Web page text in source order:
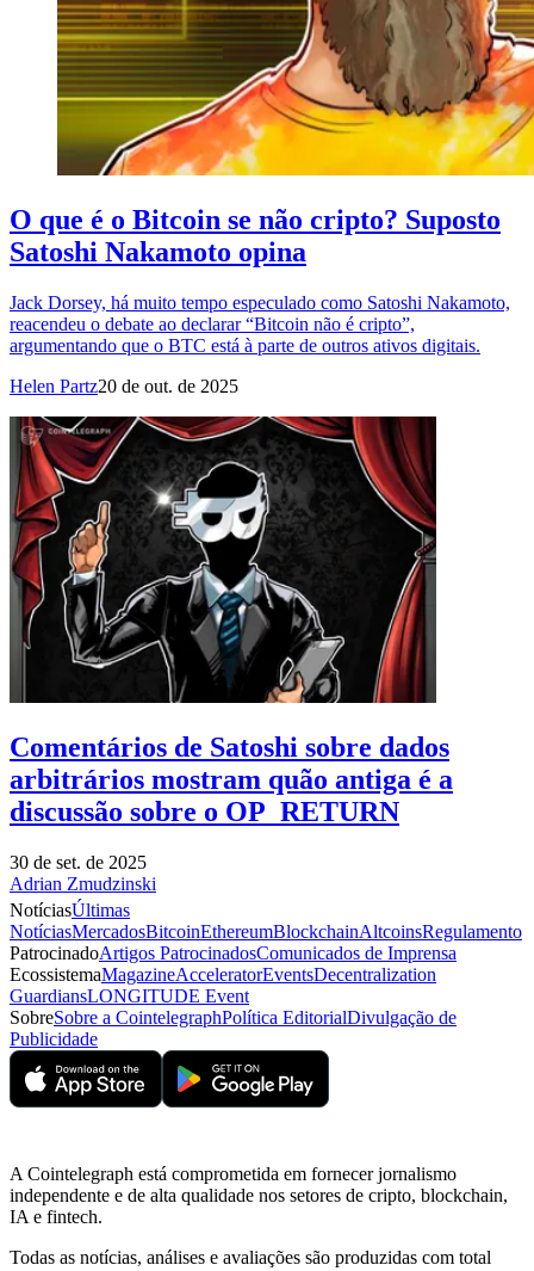
O que é o Bitcoin se não cripto? Suposto
Satoshi Nakamoto opina
Jack Dorsey, há muito tempo especulado como Satoshi Nakamoto,
reacendeu o debate ao declarar “Bitcoin não é cripto”,
argumentando que o BTC está à parte de outros ativos digitais.
Helen Partz20 de out. de 2025
Comentários de Satoshi sobre dados
arbitrários mostram quão antiga é a
discussão sobre o OP_RETURN
30 de set. de 2025
Adrian Zmudzinski
NotíciasÚltimas
NotíciasMercadosBitcoinEthereumBlockchainAltcoinsRegulamento
PatrocinadoArtigos PatrocinadosComunicados de Imprensa
EcossistemaMagazineAcceleratorEventsDecentralization
GuardiansLONGITUDE Event
SobreSobre a CointelegraphPolítica EditorialDivulgação de
Publicidade
A Cointelegraph está comprometida em fornecer jornalismo
independente e de alta qualidade nos setores de cripto, blockchain,
IA e fintech.
Todas as notícias, análises e avaliações são produzidas com total